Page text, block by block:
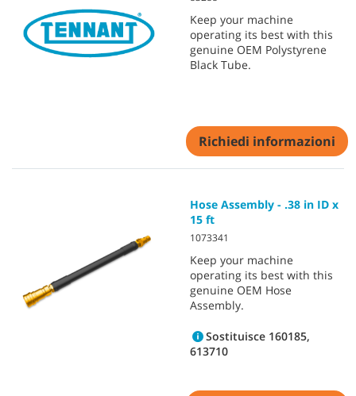
Keep your machine
operating its best with this
genuine OEM Polystyrene
Black Tube.
Richiedi informazioni
Hose Assembly - .38 in ID x
15 ft
1073341
Keep your machine
operating its best with this
genuine OEM Hose
Assembly.
Sostituisce 160185,
613710